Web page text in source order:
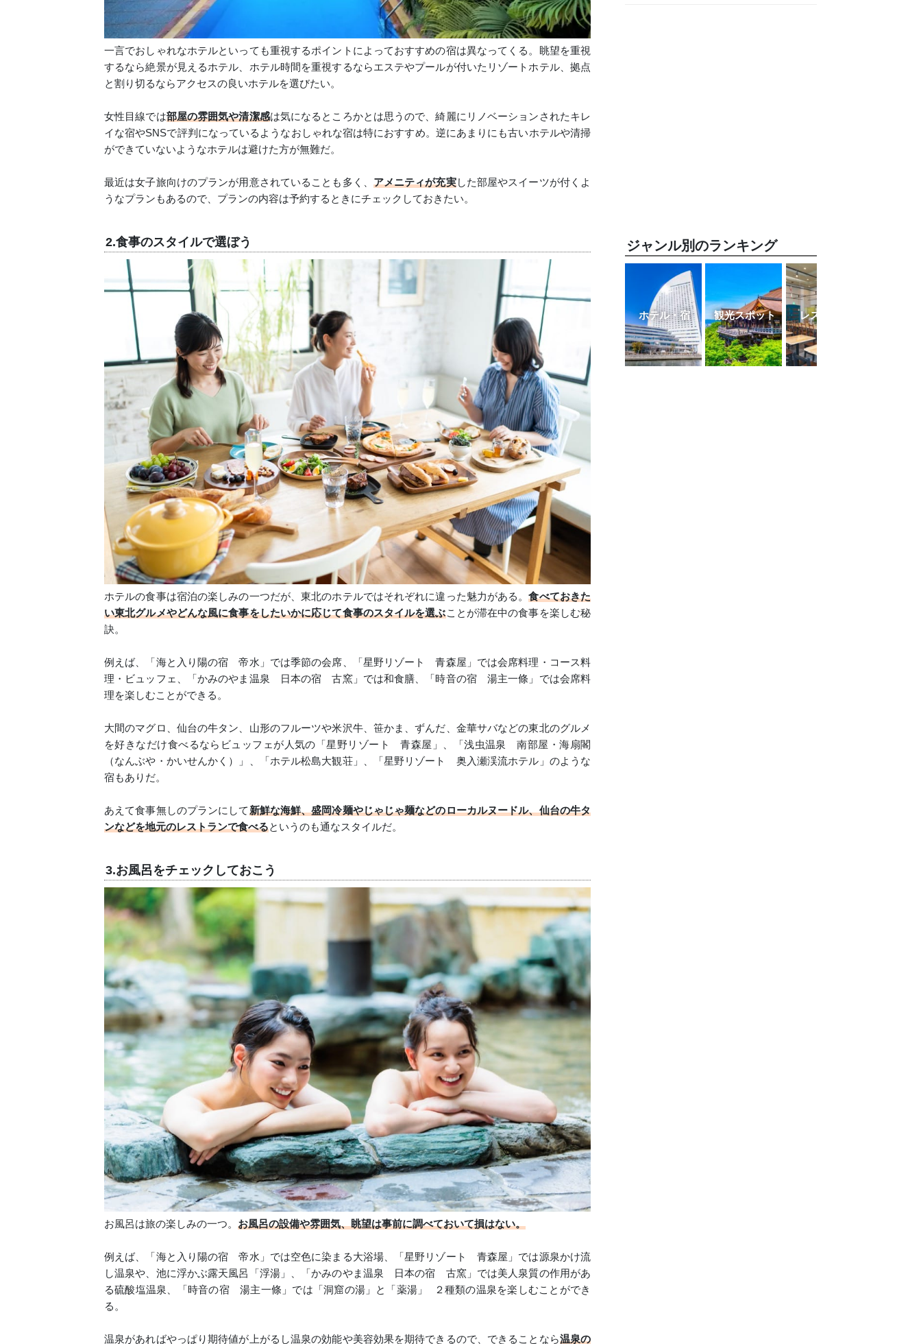
一言でおしゃれなホテルといっても重視するポイントによっておすすめの宿は異なってくる。眺望を重視
するなら絶景が見えるホテル、ホテル時間を重視するならエステやプールが付いたリゾートホテル、拠点
と割り切るならアクセスの良いホテルを選びたい。
女性目線では部屋の雰囲気や清潔感は気になるところかとは思うので、綺麗にリノベーションされたキレ
イな宿やSNSで評判になっているようなおしゃれな宿は特におすすめ。逆にあまりにも古いホテルや清掃
ができていないようなホテルは避けた方が無難だ。
最近は女子旅向けのプランが用意されていることも多く、 アメニティが充実した部屋やスイーツが付くよ
うなプランもあるので、プランの内容は予約するときにチェックしておきたい。
2.食事のスタイルで選ぼう
ホテルの食事は宿泊の楽しみの一つだが、東北のホテルではそれぞれに違った魅力がある。食べておきた
い東北グルメやどんな風に食事をしたいかに応じて食事のスタイルを選ぶことが滞在中の食事を楽しむ秘
訣。
例えば、「海と入り陽の宿 帝水」では季節の会席、「星野リゾート 青森屋」では会席料理・コース料
理・ビュッフェ、「かみのやま温泉 日本の宿 古窯」では和食膳、「時音の宿 湯主一條」では会席料
理を楽しむことができる。
大間のマグロ、仙台の牛タン、山形のフルーツや米沢牛、笹かま、ずんだ、金華サバなどの東北のグルメ
を好きなだけ食べるならビュッフェが人気の「星野リゾート 青森屋」、「浅虫温泉 南部屋・海扇閣
（なんぶや・かいせんかく）」、「ホテル松島大観荘」、「星野リゾート 奥入瀬渓流ホテル」のような
宿もありだ。
あえて食事無しのプランにして新鮮な海鮮、盛岡冷麺やじゃじゃ麺などのローカルヌードル、仙台の牛タ
ンなどを地元のレストランで食べるというのも通なスタイルだ。
3.お風呂をチェックしておこう
お風呂は旅の楽しみの一つ。 お風呂の設備や雰囲気、眺望は事前に調べておいて損はない。
例えば、「海と入り陽の宿 帝水」では空色に染まる大浴場、「星野リゾート 青森屋」では源泉かけ流
し温泉や、池に浮かぶ露天風呂「浮湯」、「かみのやま温泉 日本の宿 古窯」では美人泉質の作用があ
る硫酸塩温泉、「時音の宿 湯主一條」では「洞窟の湯」と「薬湯」 ２種類の温泉を楽しむことができ
る。
温泉があればやっぱり期待値が上がるし温泉の効能や美容効果を期待できるので、できることなら温泉の
ジャンル別のランキング
ホテル・宿 観光スポット レストラン